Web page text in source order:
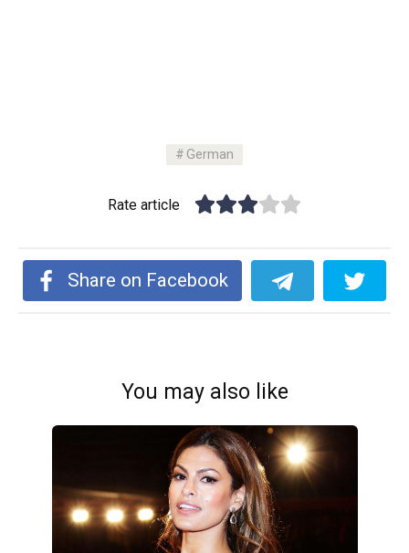
German
Rate article
Share on Facebook
You may also like